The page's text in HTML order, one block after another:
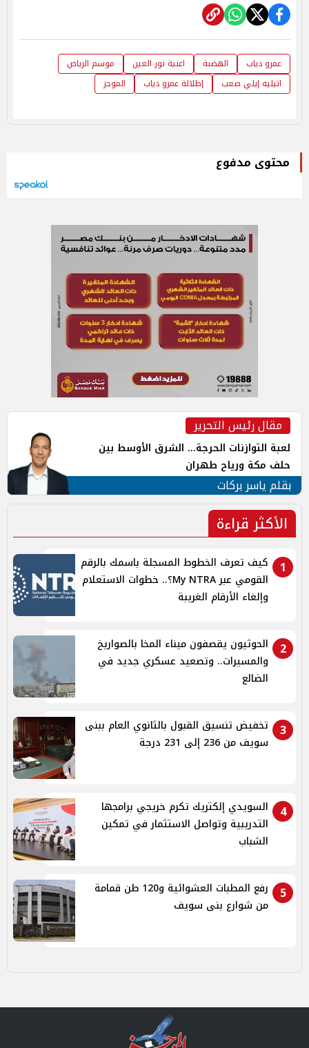
عمرو دياب الهضبة اغنية نور العين
موسم الرياض
اتيليه إيلي صعب
إطلالة عمرو دياب الموجز
محتوى مدفوع
مقال رئيس التحرير
لعبة التوازنات الحرجة... الشرق الأوسط بين
حلف مكة ورياح طهران
بقلم ياسر بركات
الأكثر قراءة
1
كيف تعرف الخطوط المسجلة باسمك بالرقم
القومي عبر My NTRA؟.. خطوات الاستعلام
وإلغاء الأرقام الغريبة
2
الحوثيون يقصفون ميناء المخا بالصواريخ
والمسيرات.. وتصعيد عسكري جديد في
الضالع
3
تخفيض تنسيق القبول بالثانوي العام ببنى
سويف من 236 إلى 231 درجة
4
السويدي إلكتريك تكرم خريجي برامجها
التدريبية وتواصل الاستثمار في تمكين
الشباب
5
رفع المطبات العشوائية و120 طن قمامة
من شوارع بنى سويف